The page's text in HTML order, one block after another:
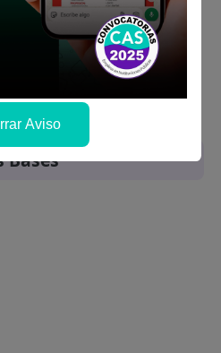
y presentalo en
medios que indica las
Bases
Aviso